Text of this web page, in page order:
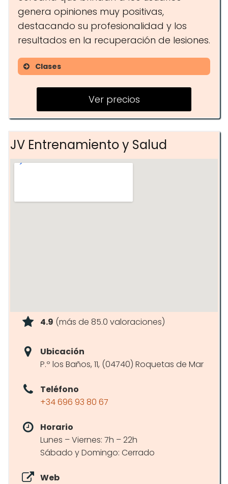
genera opiniones muy positivas,
destacando su profesionalidad y los
resultados en la recuperación de lesiones.
Clases
Entrenamiento Personal
Readaptación Física
Entrenamiento en Grupo
Ver precios
JV Entrenamiento y Salud
4.9 (más de 85.0 valoraciones)
Ubicación
P.º los Baños, 11, (04740) Roquetas de Mar
Teléfono
+34 696 93 80 67
Horario
Lunes – Viernes: 7h – 22h
Sábado y Domingo: Cerrado
Web